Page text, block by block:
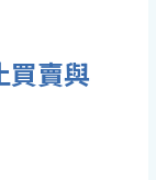
買賣與